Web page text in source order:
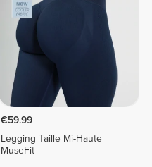
€59.99
Legging Taille Mi-Haute
MuseFit